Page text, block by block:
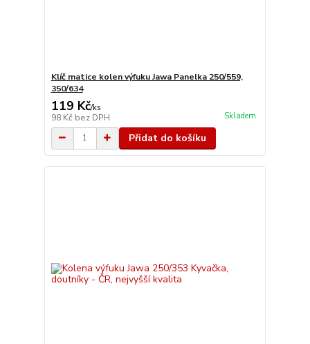
Klíč matice kolen výfuku Jawa Panelka 250/559,
350/634
119 Kč/ks
98 Kč bez DPH Skladem
Přidat do košíku